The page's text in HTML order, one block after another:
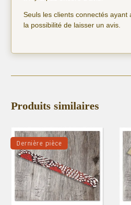
Seuls les clients connectés ayant
la possibilité de laisser un avis.
Produits similaires
Dernière pièce